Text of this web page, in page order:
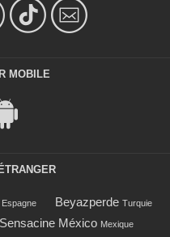
MOBILE
Espagne Beyazperde Turquie
Sensacine México Mexique